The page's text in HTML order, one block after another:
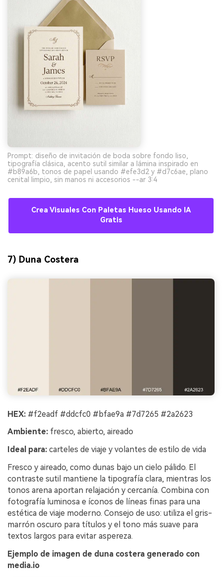
Prompt: diseño de invitación de boda sobre fondo liso,
tipografía clásica, acento sutil similar a lámina inspirado en
#b89a6b, tonos de papel usando #efe3d2 y #d7c6ae, plano
cenital limpio, sin manos ni accesorios --ar 3:4
Crea Visuales Con Paletas Hueso Usando IA
Gratis
7) Duna Costera
HEX: #f2eadf #ddcfc0 #bfae9a #7d7265 #2a2623
Ambiente: fresco, abierto, aireado
Ideal para: carteles de viaje y volantes de estilo de vida
Fresco y aireado, como dunas bajo un cielo pálido. El
contraste sutil mantiene la tipografía clara, mientras los
tonos arena aportan relajación y cercanía. Combina con
fotografía luminosa e íconos de líneas finas para una
estética de viaje moderno. Consejo de uso: utiliza el gris-
marrón oscuro para títulos y el tono más suave para
textos largos para evitar aspereza.
Ejemplo de imagen de duna costera generado con
media.io